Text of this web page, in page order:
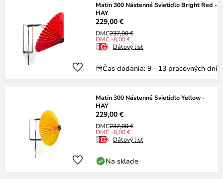
Matin 300 Nástenné Svietidlo Bright Red -
HAY
229,00 €
DMC237,00 €
DMC -8,00 €
Dátový list
Čas dodania: 9 - 13 pracovných dní
Matin 300 Nástenné Svietidlo Yellow -
HAY
229,00 €
DMC237,00 €
DMC -8,00 €
Dátový list
Na sklade